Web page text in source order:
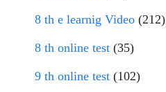
8 th e learnig Video (212)
8 th online test (35)
9 th online test (102)